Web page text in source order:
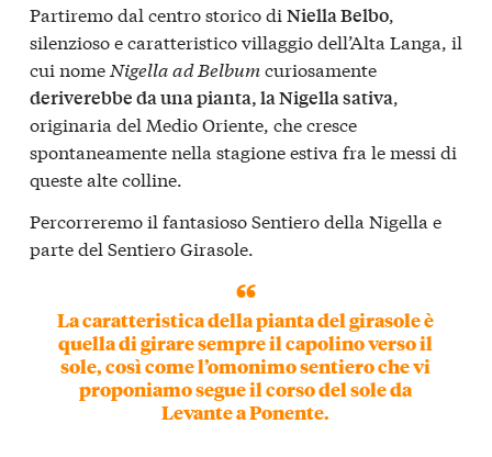
Partiremo dal centro storico di Niella Belbo,
silenzioso e caratteristico villaggio dell’Alta Langa, il
cui nome Nigella ad Belbumcuriosamente
deriverebbe da una pianta, la Nigella sativa,
originaria del Medio Oriente, che cresce
spontaneamente nella stagione estiva fra le messi di
queste alte colline.
Percorreremo il fantasioso Sentiero della Nigella e
parte del Sentiero Girasole.
La caratteristica della pianta del girasole è
quella di girare sempre il capolino verso il
sole, così come l’omonimo sentiero che vi
proponiamo segue il corso del sole da
Levante a Ponente.